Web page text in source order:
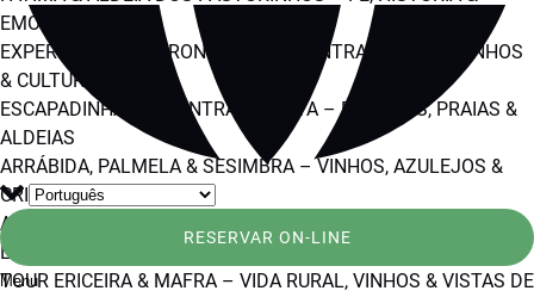
EMOÇÃO
EXPERIÊNCIA GASTRONÓMICA EM SINTRA – TAPAS, VINHOS
& CULTURA
ESCAPADINHA POR SINTRA & COSTA – PALÁCIOS, PRAIAS &
ALDEIAS
ARRÁBIDA, PALMELA & SESIMBRA – VINHOS, AZULEJOS &
CRISTO REI
AVENTURA DE JEEP EM SINTRA – VINHO, SABORES &
LIBERDADE
TOUR ERICEIRA & MAFRA – VIDA RURAL, VINHOS & VISTAS DE
RESERVAR ON-LINE
Menu